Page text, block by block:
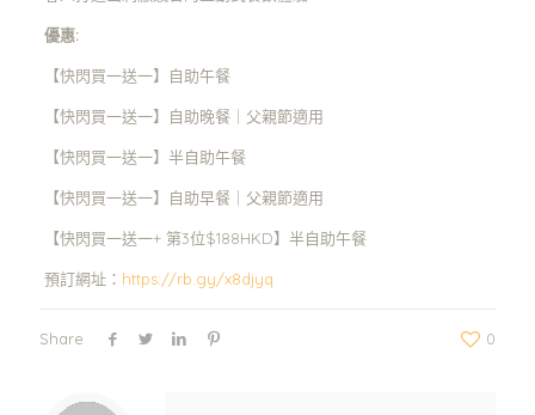
優惠:
【快閃買一送一】自助午餐
【快閃買一送一】自助晚餐｜父親節適用
【快閃買一送一】半自助午餐
【快閃買一送一】自助早餐｜父親節適用
【快閃買一送一+ 第3位$188HKD】半自助午餐
預訂網址： https://rb.gy/x8djyq
Share 0
Warning
/www/wwwroot/jpshop.hk/wp-content/themes/betheme/includes/content-single.php
on line
286